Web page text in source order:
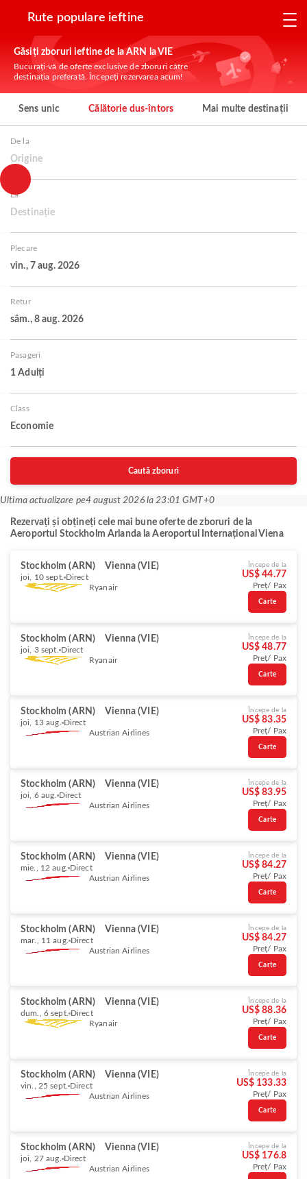
Rute populare ieftine
Găsiți zboruri ieftine de la ARN la VIE
Bucurați-vă de oferte exclusive de zboruri către
destinația preferată. Începeți rezervarea acum!
Sens unic Călătorie dus-întors Mai multe destinații
De la
Origine
La
Destinație
Plecare
vin., 7 aug. 2026
Retur
sâm., 8 aug. 2026
Pasageri
1 Adulți
Class
Economie
Caută zboruri
Ultima actualizare pe4 august 2026 la 23:01 GMT+0
Rezervați și obțineți cele mai bune oferte de zboruri de la
Aeroportul Stockholm Arlanda la Aeroportul Internațional Viena
Stockholm (ARN) Vienna (VIE)
joi, 10 sept. Direct
Ryanair
Începe de la
US$ 44.77
Preț/ Pax
Carte
Stockholm (ARN) Vienna (VIE)
joi, 3 sept. Direct
Ryanair
Începe de la
US$ 48.77
Preț/ Pax
Carte
Stockholm (ARN) Vienna (VIE)
joi, 13 aug. Direct
Austrian Airlines
Începe de la
US$ 83.35
Preț/ Pax
Carte
Stockholm (ARN) Vienna (VIE)
joi, 6 aug. Direct
Austrian Airlines
Începe de la
US$ 83.95
Preț/ Pax
Carte
Stockholm (ARN) Vienna (VIE)
mie., 12 aug. Direct
Austrian Airlines
Începe de la
US$ 84.27
Preț/ Pax
Carte
Stockholm (ARN) Vienna (VIE)
mar., 11 aug. Direct
Austrian Airlines
Începe de la
US$ 84.27
Preț/ Pax
Carte
Stockholm (ARN) Vienna (VIE)
dum., 6 sept. Direct
Ryanair
Începe de la
US$ 88.36
Preț/ Pax
Carte
Stockholm (ARN) Vienna (VIE)
vin., 25 sept. Direct
Austrian Airlines
Începe de la
US$ 133.33
Preț/ Pax
Carte
Stockholm (ARN) Vienna (VIE)
joi, 27 aug. Direct
Austrian Airlines
Începe de la
US$ 176.8
Preț/ Pax